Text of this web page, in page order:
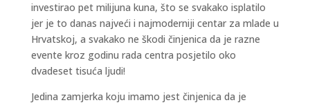
investirao pet milijuna kuna, što se svakako isplatilo
jer je to danas najveći i najmoderniji centar za mlade u
Hrvatskoj, a svakako ne škodi činjenica da je razne
evente kroz godinu rada centra posjetilo oko
dvadeset tisuća ljudi!
Jedina zamjerka koju imamo jest činjenica da je